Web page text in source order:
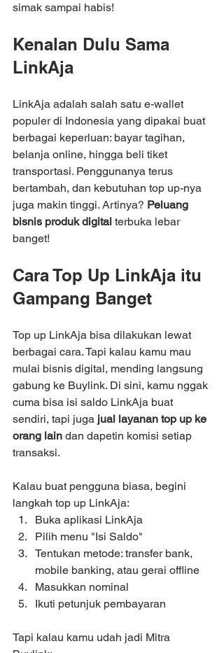
simak sampai habis!
Kenalan Dulu Sama
LinkAja
LinkAja adalah salah satu e-wallet
populer di Indonesia yang dipakai buat
berbagai keperluan: bayar tagihan,
belanja online, hingga beli tiket
transportasi. Penggunanya terus
bertambah, dan kebutuhan top up-nya
juga makin tinggi. Artinya? Peluang
bisnis produk digital terbuka lebar
banget!
Cara Top Up LinkAja itu
Gampang Banget
Top up LinkAja bisa dilakukan lewat
berbagai cara. Tapi kalau kamu mau
mulai bisnis digital, mending langsung
gabung ke Buylink. Di sini, kamu nggak
cuma bisa isi saldo LinkAja buat
sendiri, tapi juga jual layanan top up ke
orang lain dan dapetin komisi setiap
transaksi.
Kalau buat pengguna biasa, begini
langkah top up LinkAja:
Buka aplikasi LinkAja
Pilih menu "Isi Saldo"
Tentukan metode: transfer bank,
mobile banking, atau gerai offline
Masukkan nominal
Ikuti petunjuk pembayaran
Tapi kalau kamu udah jadi Mitra